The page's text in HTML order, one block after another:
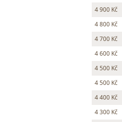
4 900 Kč
4 800 Kč
4 700 Kč
4 600 Kč
4 500 Kč
4 500 Kč
4 400 Kč
4 300 Kč